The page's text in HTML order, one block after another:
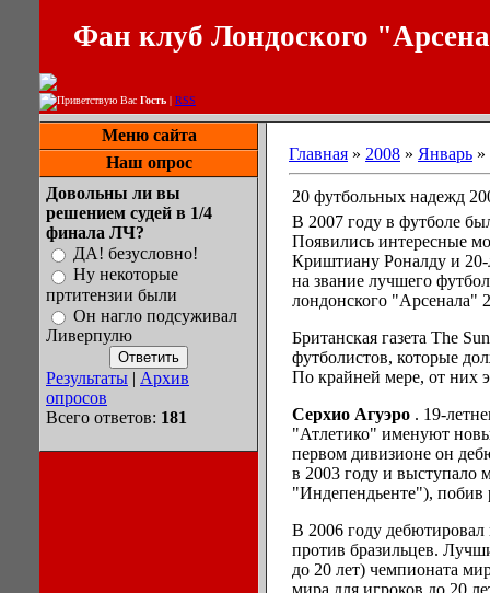
Фан клуб Лондоского
Приветствую Вас Гость | RSS
Меню сайта
Наш опрос
Довольны ли вы
решением судей в 1/4
финала ЛЧ?
ДА! безусловно!
Ну некоторые
пртитензии были
Он нагло подсуживал
Ливерпулю
Результаты | Архив
опросов
Всего ответов: 181
Главная » 2008 » Январь »
20 футбольных надежд
В 2007 году в футболе
Появились интересные
Криштиану Роналду и
на звание лучшего
лондонского "Арсенала"
Британская газета The
футболистов, которые
По крайней мере, от них
Серхио Агуэро . 19-
"Атлетико" именуют
первом дивизионе он
в 2003 году и выступало
"Индепендьенте"), побив
В 2006 году
против бразильцев.
до 20 лет) чемпионата
мира для игроков до 20